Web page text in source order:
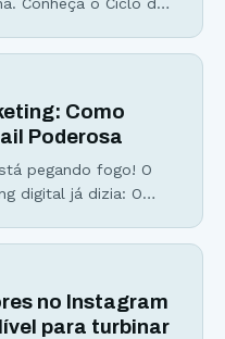
de sua vida
Como
Poderosa
pegando fogo! O
digital já dizia: O
a sua lista de email,
no Instagram
para turbinar